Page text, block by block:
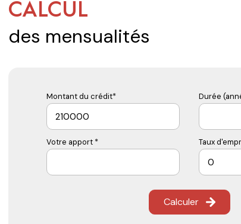
CALCUL
des mensualités
Montant du crédit* Durée
Votre apport * Taux
Calculer